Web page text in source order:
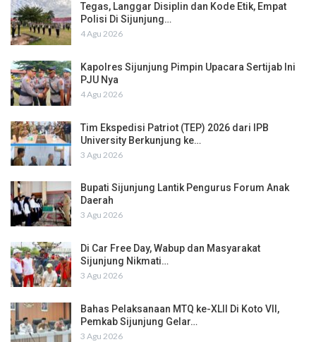
Tegas, Langgar Disiplin dan Kode Etik, Empat
Polisi Di Sijunjung…
4 Agu 2026
Kapolres Sijunjung Pimpin Upacara Sertijab Ini
PJU Nya
4 Agu 2026
Tim Ekspedisi Patriot (TEP) 2026 dari IPB
University Berkunjung ke…
3 Agu 2026
Bupati Sijunjung Lantik Pengurus Forum Anak
Daerah
3 Agu 2026
Di Car Free Day, Wabup dan Masyarakat
Sijunjung Nikmati…
3 Agu 2026
Bahas Pelaksanaan MTQ ke-XLII Di Koto VII,
Pemkab Sijunjung Gelar…
3 Agu 2026